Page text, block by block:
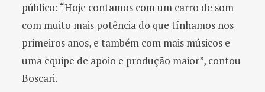
público: “Hoje contamos com um carro de som
com muito mais potência do que tínhamos nos
primeiros anos, e também com mais músicos e
uma equipe de apoio e produção maior”, contou
Boscari.